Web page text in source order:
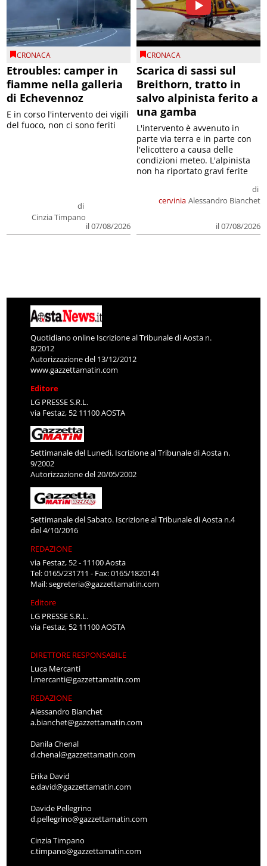
CRONACA
Etroubles: camper in
fiamme nella galleria
di Echevennoz
di
Cinzia Timpano
il 07/08/2026
E in corso l'intervento dei vigili
del fuoco, non ci sono feriti
CRONACA
Scarica di sassi sul
Breithorn, tratto in
salvo alpinista ferito a
una gamba
cervinia
di
Alessandro Bianchet
il 07/08/2026
L'intervento è avvenuto in
parte via terra e in parte con
l'elicottero a causa delle
condizioni meteo. L'alpinista
non ha riportato gravi ferite
Quotidiano online Iscrizione al Tribunale di Aosta n.
8/2012
Autorizzazione del 13/12/2012
www.gazzettamatin.com
Editore
LG PRESSE S.R.L.
via Festaz, 52 11100 AOSTA
Settimanale del Lunedì. Iscrizione al Tribunale di Aosta n.
9/2002
Autorizzazione del 20/05/2002
Settimanale del Sabato. Iscrizione al Tribunale di Aosta n.4
del 4/10/2016
REDAZIONE
via Festaz, 52 - 11100 Aosta
Tel: 0165/231711 - Fax: 0165/1820141
Mail:segreteria@gazzettamatin.com
Editore
LG PRESSE S.R.L.
via Festaz, 52 11100 AOSTA
DIRETTORE RESPONSABILE
Luca Mercanti
l.mercanti@gazzettamatin.com
REDAZIONE
Alessandro Bianchet
a.bianchet@gazzettamatin.com
Danila Chenal
d.chenal@gazzettamatin.com
Erika David
e.david@gazzettamatin.com
Davide Pellegrino
d.pellegrino@gazzettamatin.com
Cinzia Timpano
c.timpano@gazzettamatin.com